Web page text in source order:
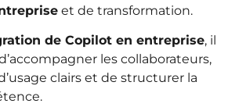
et de transformation.
de Copilot en entreprise, il
les collaborateurs,
clairs et de structurer la